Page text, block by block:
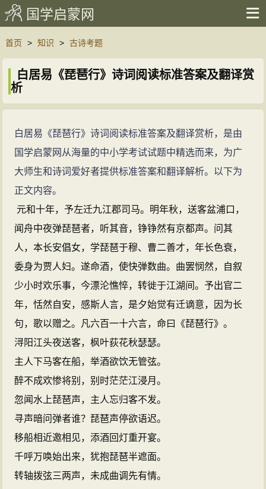
国学启蒙网
首页 > 知识 > 古诗考题
白居易《琵琶行》诗词阅读标准答案及翻译赏
析
白居易《琵琶行》诗词阅读标准答案及翻译赏析，是由
国学启蒙网从海量的中小学考试试题中精选而来，为广
大师生和诗词爱好者提供标准答案和翻译解析。以下为
正文内容。
元和十年，予左迁九江郡司马。明年秋，送客盆浦口，
闻舟中夜弹琵琶者，听其音，铮铮然有京都声。问其
人，本长安倡女，学琵琶于穆、曹二善才，年长色衰，
委身为贾人妇。遂命酒，使快弹数曲。曲罢悯然，自叙
少小时欢乐事，今漂沦憔悴，转徙于江湖间。予出官二
年，恬然自安，感斯人言，是夕始觉有迁谪意，因为长
句，歌以赠之。凡六百一十六言，命曰《琵琶行》。
浔阳江头夜送客，枫叶荻花秋瑟瑟。
主人下马客在船，举酒欲饮无管弦。
醉不成欢惨将别，别时茫茫江浸月。
忽闻水上琵琶声，主人忘归客不发。
寻声暗问弹者谁？琵琶声停欲语迟。
移船相近邀相见，添酒回灯重开宴。
千呼万唤始出来，犹抱琵琶半遮面。
转轴拨弦三两声，未成曲调先有情。